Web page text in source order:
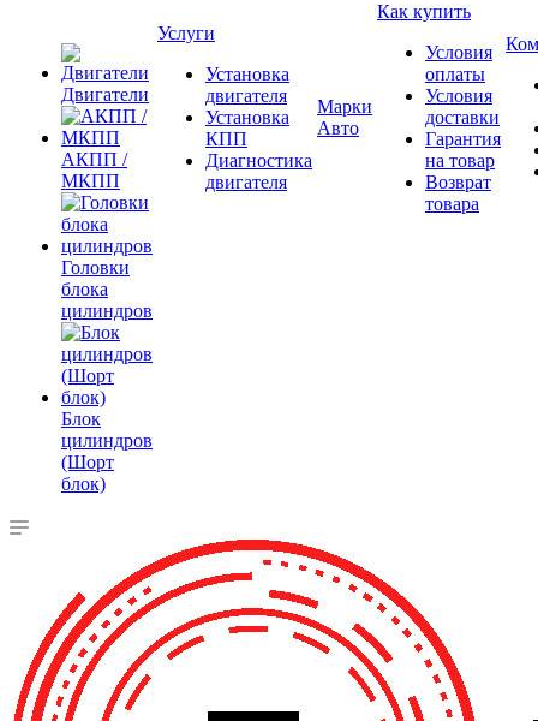
Двигатели
АКПП /
МКПП
Головки
блока
цилиндров
Блок
цилиндров
(Шорт
блок)
Услуги
Установка
двигателя
Установка
КПП
Диагностика
двигателя
Марки
Авто
Как купить
Условия
оплаты
Условия
доставки
Гарантия
на товар
Возврат
товара